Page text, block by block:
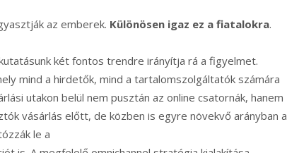
az emberek. Különösen igaz ez a fiatalokra.
két fontos trendre irányítja rá a figyelmet.
mind a hirdetők, mind a tartalomszolgáltatók számára
utakon belül nem pusztán az online csatornák, hanem
vásárlás előtt, de közben is egyre növekvő arányban a
le a